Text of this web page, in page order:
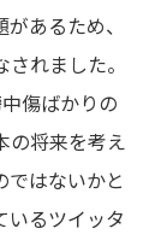
あるため、
れました。
傷ばかりの
の将来を考え
ではないかと
いるツイッタ